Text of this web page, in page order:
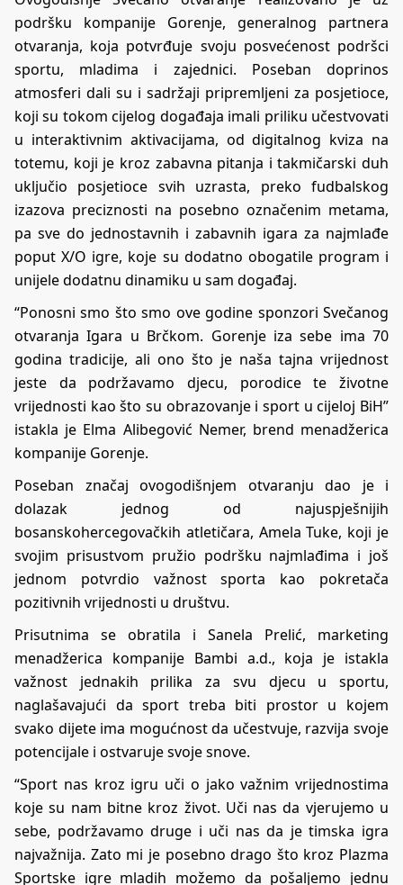
podršku kompanije Gorenje, generalnog partnera
otvaranja, koja potvrđuje svoju posvećenost podršci
sportu, mladima i zajednici. Poseban doprinos
atmosferi dali su i sadržaji pripremljeni za posjetioce,
koji su tokom cijelog događaja imali priliku učestvovati
u interaktivnim aktivacijama, od digitalnog kviza na
totemu, koji je kroz zabavna pitanja i takmičarski duh
uključio posjetioce svih uzrasta, preko fudbalskog
izazova preciznosti na posebno označenim metama,
pa sve do jednostavnih i zabavnih igara za najmlađe
poput X/O igre, koje su dodatno obogatile program i
unijele dodatnu dinamiku u sam događaj.
“Ponosni smo što smo ove godine sponzori Svečanog
otvaranja Igara u Brčkom. Gorenje iza sebe ima 70
godina tradicije, ali ono što je naša tajna vrijednost
jeste da podržavamo djecu, porodice te životne
vrijednosti kao što su obrazovanje i sport u cijeloj BiH”
istakla je Elma Alibegović Nemer, brend menadžerica
kompanije Gorenje.
Poseban značaj ovogodišnjem otvaranju dao je i
dolazak jednog od najuspješnijih
bosanskohercegovačkih atletičara, Amela Tuke, koji je
svojim prisustvom pružio podršku najmlađima i još
jednom potvrdio važnost sporta kao pokretača
pozitivnih vrijednosti u društvu.
Prisutnima se obratila i Sanela Prelić, marketing
menadžerica kompanije Bambi a.d., koja je istakla
važnost jednakih prilika za svu djecu u sportu,
naglašavajući da sport treba biti prostor u kojem
svako dijete ima mogućnost da učestvuje, razvija svoje
potencijale i ostvaruje svoje snove.
“Sport nas kroz igru uči o jako važnim vrijednostima
koje su nam bitne kroz život. Uči nas da vjerujemo u
sebe, podržavamo druge i uči nas da je timska igra
najvažnija. Zato mi je posebno drago što kroz Plazma
Sportske igre mladih možemo da pošaljemo jednu